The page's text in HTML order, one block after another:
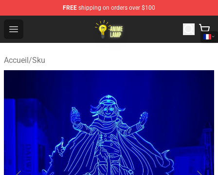
FREE shipping on orders over $100
Open menu
Anime Lamp Shop - The Best Store of Anime Lamp
Accueil/Sku